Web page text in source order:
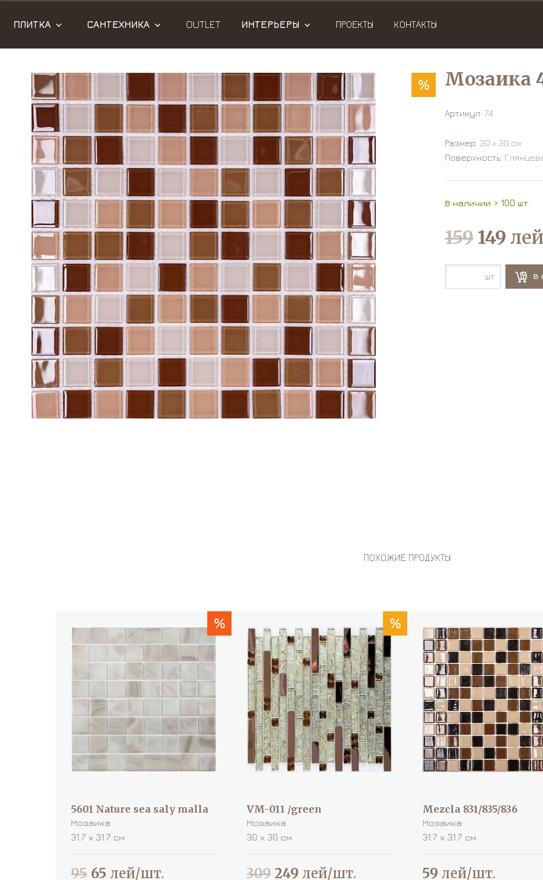
ПЛИТКА САНТЕХНИКА OUTLET ИНТЕРЬЕРЫ ПРОЕКТЫ КОНТАКТЫ
% Мозаика
Артикул: 74
В наличии > 100 шт.
159 149
шт. В
Размер: 30 х 30 см
Поверхность:
ПОХОЖИЕ ПРОДУКТЫ
%
5601 Nature sea saly malla
Мозаика
31.7 х 31.7 см
95 65 лей/шт.
%
VM-011 /green
Мозаика
30 х 30 см
309 249 лей/шт.
Mezcla 831/835/836
Мозаика
31.7 х 31.7 см
59 лей/шт.